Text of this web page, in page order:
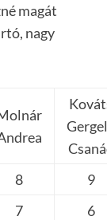
magát
nagy
8
9
7 6